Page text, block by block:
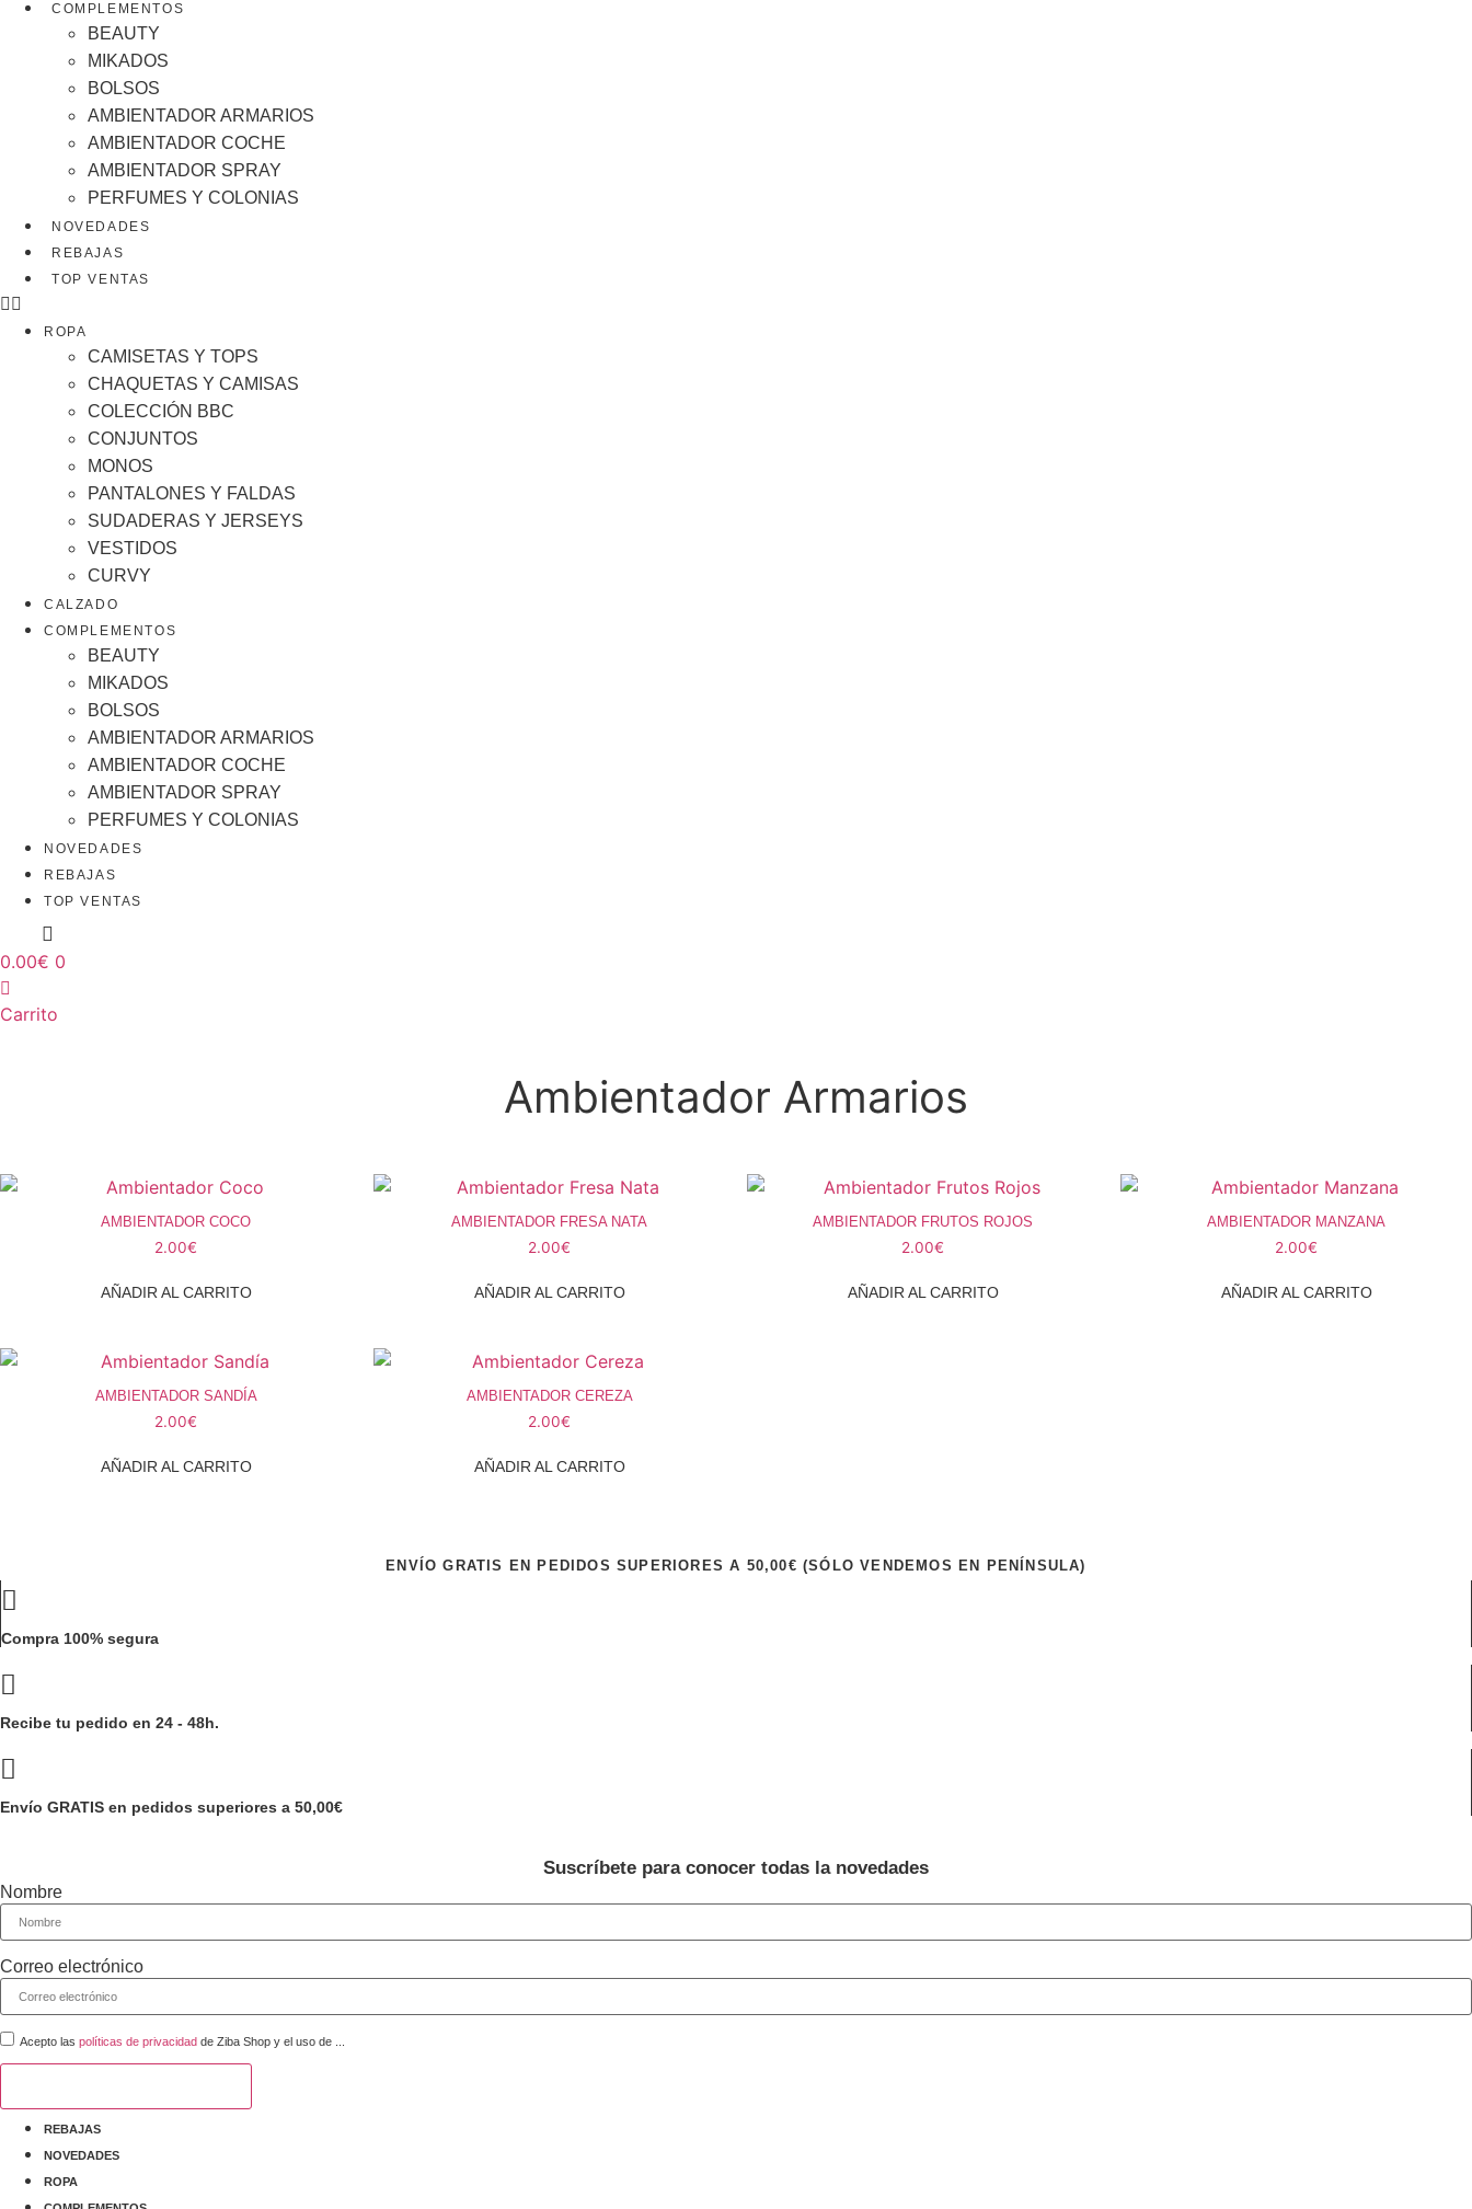
COMPLEMENTOS
BEAUTY
MIKADOS
BOLSOS
AMBIENTADOR ARMARIOS
AMBIENTADOR COCHE
AMBIENTADOR SPRAY
PERFUMES Y COLONIAS
NOVEDADES
REBAJAS
TOP VENTAS
ROPA
CAMISETAS Y TOPS
CHAQUETAS Y CAMISAS
COLECCIÓN BBC
CONJUNTOS
MONOS
PANTALONES Y FALDAS
SUDADERAS Y JERSEYS
VESTIDOS
CURVY
CALZADO
COMPLEMENTOS
BEAUTY
MIKADOS
BOLSOS
AMBIENTADOR ARMARIOS
AMBIENTADOR COCHE
AMBIENTADOR SPRAY
PERFUMES Y COLONIAS
NOVEDADES
REBAJAS
TOP VENTAS
0.00€ 0
Carrito
Ambientador Armarios
AMBIENTADOR COCO
2.00€
AÑADIR AL CARRITO
AMBIENTADOR FRESA NATA
2.00€
AÑADIR AL CARRITO
AMBIENTADOR FRUTOS ROJOS
2.00€
AÑADIR AL CARRITO
AMBIENTADOR MANZANA
2.00€
AÑADIR AL CARRITO
AMBIENTADOR SANDÍA
2.00€
AÑADIR AL CARRITO
AMBIENTADOR CEREZA
2.00€
AÑADIR AL CARRITO
ENVÍO GRATIS EN PEDIDOS SUPERIORES A 50,00€ (SÓLO VENDEMOS EN PENÍNSULA)
Compra 100% segura
Recibe tu pedido en 24 - 48h.
Envío GRATIS en pedidos superiores a 50,00€
Suscríbete para conocer todas la novedades
Nombre
Correo electrónico
Acepto las políticas de privacidad de Ziba Shop y el uso de ...
REBAJAS
NOVEDADES
ROPA